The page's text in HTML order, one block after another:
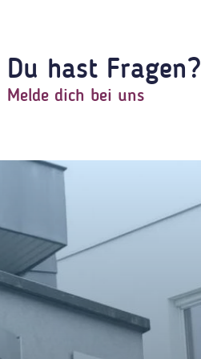
Du hast Fragen?
Melde dich bei uns